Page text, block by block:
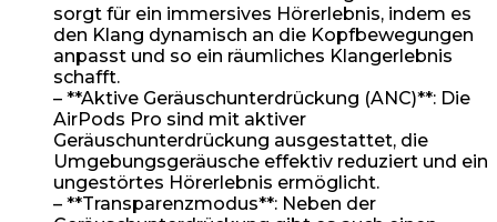
sorgt für ein immersives Hörerlebnis, indem es
den Klang dynamisch an die Kopfbewegungen
anpasst und so ein räumliches Klangerlebnis
schafft.
– **Aktive Geräuschunterdrückung (ANC)**: Die
AirPods Pro sind mit aktiver
Geräuschunterdrückung ausgestattet, die
Umgebungsgeräusche effektiv reduziert und ein
ungestörtes Hörerlebnis ermöglicht.
– **Transparenzmodus**: Neben der